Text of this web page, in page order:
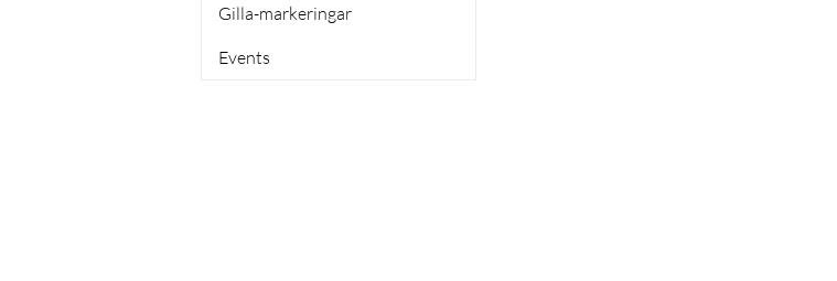
Gilla-markeringar
Events